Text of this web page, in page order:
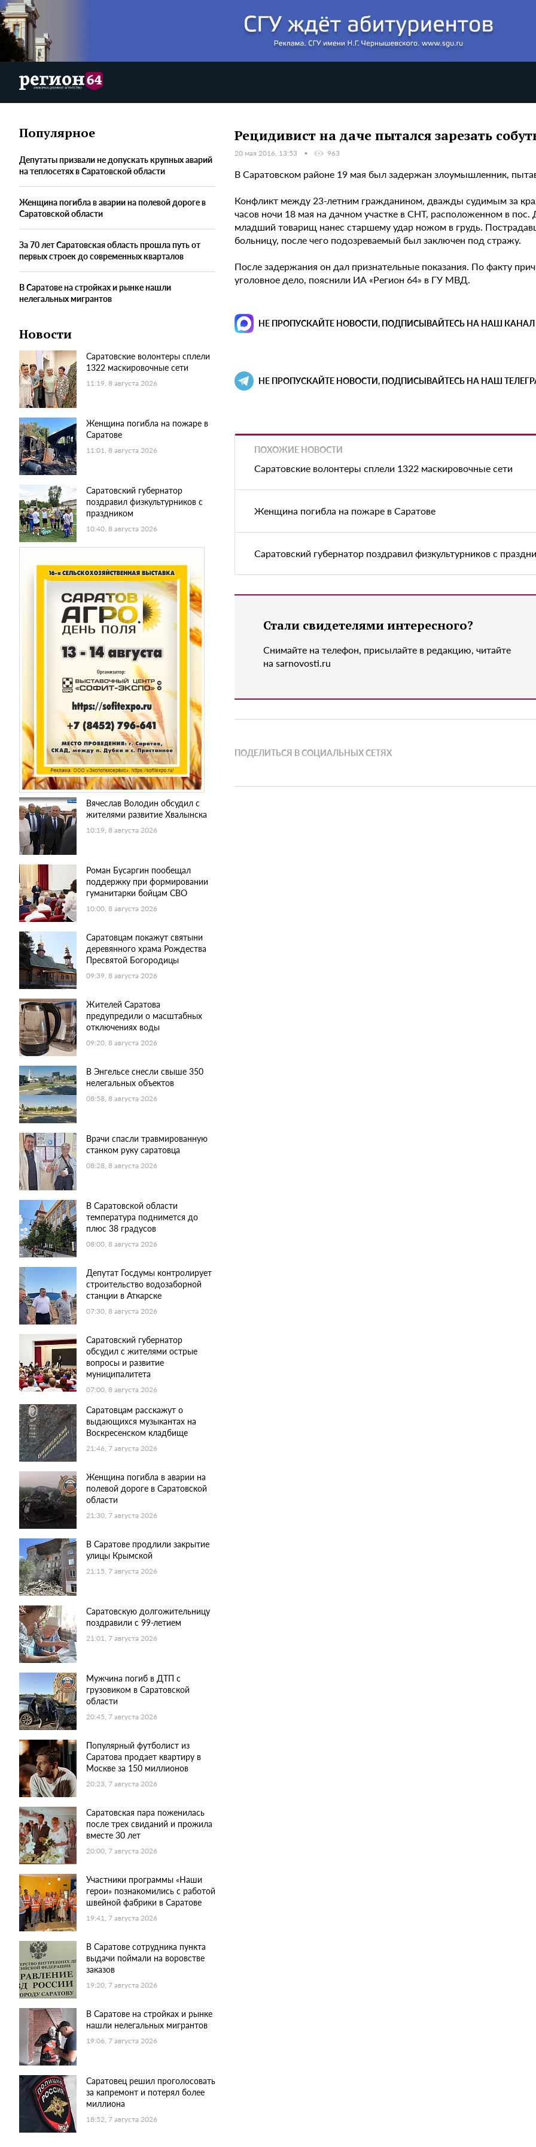
Популярное
Депутаты призвали не допускать крупных аварий
на теплосетях в Саратовской области
Женщина погибла в аварии на полевой дороге в
Саратовской области
За 70 лет Саратовская область прошла путь от
первых строек до современных кварталов
В Саратове на стройках и рынке нашли
нелегальных мигрантов
Новости
Саратовские волонтеры сплели
1322 маскировочные сети
11:19, 8 августа 2026
Женщина погибла на пожаре в
Саратове
11:01, 8 августа 2026
Саратовский губернатор
поздравил физкультурников с
праздником
10:40, 8 августа 2026
Вячеслав Володин обсудил с
жителями развитие Хвалынска
10:19, 8 августа 2026
Роман Бусаргин пообещал
поддержку при формировании
гуманитарки бойцам СВО
10:00, 8 августа 2026
Саратовцам покажут святыни
деревянного храма Рождества
Пресвятой Богородицы
09:39, 8 августа 2026
Жителей Саратова
предупредили о масштабных
отключениях воды
09:20, 8 августа 2026
В Энгельсе снесли свыше 350
нелегальных объектов
08:58, 8 августа 2026
Врачи спасли травмированную
станком руку саратовца
08:28, 8 августа 2026
В Саратовской области
температура поднимется до
плюс 38 градусов
08:00, 8 августа 2026
Депутат Госдумы контролирует
строительство водозаборной
станции в Аткарске
07:30, 8 августа 2026
Саратовский губернатор
обсудил с жителями острые
вопросы и развитие
муниципалитета
07:00, 8 августа 2026
Саратовцам расскажут о
выдающихся музыкантах на
Воскресенском кладбище
21:46, 7 августа 2026
Женщина погибла в аварии на
полевой дороге в Саратовской
области
21:30, 7 августа 2026
В Саратове продлили закрытие
улицы Крымской
21:15, 7 августа 2026
Саратовскую долгожительницу
поздравили с 99-летием
21:01, 7 августа 2026
Мужчина погиб в ДТП с
грузовиком в Саратовской
области
20:45, 7 августа 2026
Популярный футболист из
Саратова продает квартиру в
Москве за 150 миллионов
20:23, 7 августа 2026
Саратовская пара поженилась
после трех свиданий и прожила
вместе 30 лет
20:00, 7 августа 2026
Участники программы «Наши
герои» познакомились с работой
швейной фабрики в Саратове
19:41, 7 августа 2026
В Саратове сотрудника пункта
выдачи поймали на воровстве
заказов
19:20, 7 августа 2026
В Саратове на стройках и рынке
нашли нелегальных мигрантов
19:06, 7 августа 2026
Саратовец решил проголосовать
за капремонт и потерял более
миллиона
18:52, 7 августа 2026
Рецидивист на даче пытался зарезать
20 мая 2016, 13:53 963
В Саратовском районе 19 мая был задержан злоумышленник,
Конфликт между 23-летним гражданином, дважды судимым за
часов ночи 18 мая на дачном участке в СНТ, расположенном в
младший товарищ нанес старшему удар ножом в грудь.
больницу, после чего подозреваемый был заключен под стражу.
После задержания он дал признательные показания. По факту
уголовное дело, пояснили ИА «Регион 64» в ГУ МВД.
НЕ ПРОПУСКАЙТЕ НОВОСТИ, ПОДПИСЫВАЙТЕСЬ НА НАШ КАНАЛ
НЕ ПРОПУСКАЙТЕ НОВОСТИ, ПОДПИСЫВАЙТЕСЬ НА НАШ
ПОХОЖИЕ НОВОСТИ
Саратовские волонтеры сплели 1322 маскировочные сети
Женщина погибла на пожаре в Саратове
Саратовский губернатор поздравил физкультурников с
Стали свидетелями интересного?
Снимайте на телефон, присылайте в редакцию, читайте
на sarnovosti.ru
ПОДЕЛИТЬСЯ В СОЦИАЛЬНЫХ СЕТЯХ